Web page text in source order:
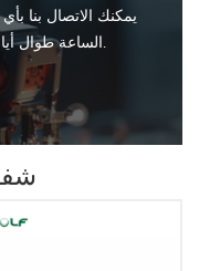
يمكنك الاتصال بنا
الساعة طوال أيام الأسبوع عبر البريد الإلكتروني أو الهاتف.